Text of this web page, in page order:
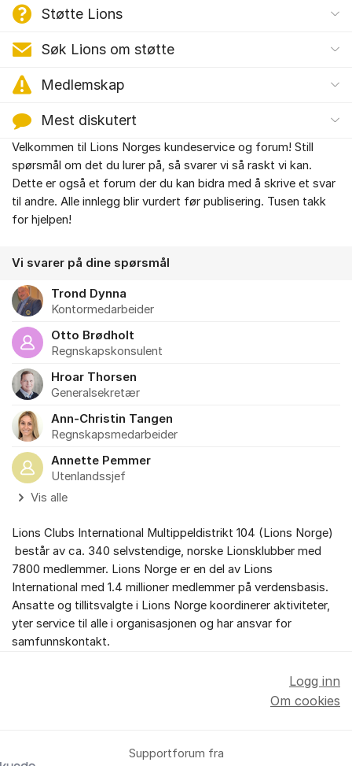
Støtte Lions
Søk Lions om støtte
Medlemskap
Mest diskutert
Om forumet
Velkommen til Lions Norges kundeservice og forum! Still
spørsmål om det du lurer på, så svarer vi så raskt vi kan.
Dette er også et forum der du kan bidra med å skrive et svar
til andre. Alle innlegg blir vurdert før publisering. Tusen takk
for hjelpen!
Vi svarer på dine spørsmål
Trond Dynna
Kontormedarbeider
Otto Brødholt
Regnskapskonsulent
Hroar Thorsen
Generalsekretær
Ann-Christin Tangen
Regnskapsmedarbeider
Annette Pemmer
Utenlandssjef
Vis alle
Lions Clubs International Multippeldistrikt 104 (Lions Norge)
består av ca. 340 selvstendige, norske Lionsklubber med
7800 medlemmer. Lions Norge er en del av Lions
International med 1.4 millioner medlemmer på verdensbasis.
Ansatte og tillitsvalgte i Lions Norge koordinerer aktiviteter,
yter service til alle i organisasjonen og har ansvar for
samfunnskontakt.
Logg inn
Om cookies
Supportforum fra